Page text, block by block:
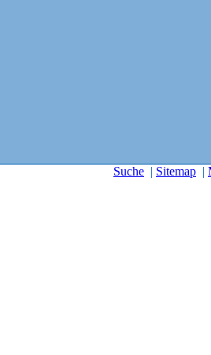
Suche | Sitemap |